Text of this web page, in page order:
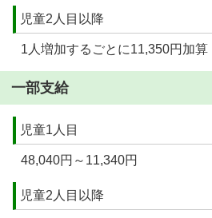
児童2人目以降
1人増加するごとに11,350円加算
一部支給
児童1人目
48,040円～11,340円
児童2人目以降